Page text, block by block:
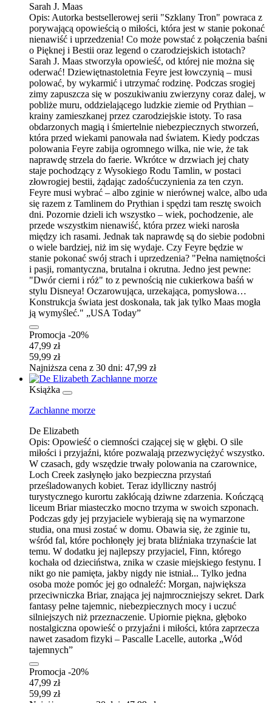
Sarah J. Maas
Opis: Autorka bestsellerowej serii "Szklany Tron" powraca z
porywającą opowieścią o miłości, która jest w stanie pokonać
nienawiść i uprzedzenia! Co może powstać z połączenia baśni
o Pięknej i Bestii oraz legend o czarodziejskich istotach?
Sarah J. Maas stworzyła opowieść, od której nie można się
oderwać! Dziewiętnastoletnia Feyre jest łowczynią – musi
polować, by wykarmić i utrzymać rodzinę. Podczas srogiej
zimy zapuszcza się w poszukiwaniu zwierzyny coraz dalej, w
pobliże muru, oddzielającego ludzkie ziemie od Prythian –
krainy zamieszkanej przez czarodziejskie istoty. To rasa
obdarzonych magią i śmiertelnie niebezpiecznych stworzeń,
która przed wiekami panowała nad światem. Kiedy podczas
polowania Feyre zabija ogromnego wilka, nie wie, że tak
naprawdę strzela do faerie. Wkrótce w drzwiach jej chaty
staje pochodzący z Wysokiego Rodu Tamlin, w postaci
złowrogiej bestii, żądając zadośćuczynienia za ten czyn.
Feyre musi wybrać – albo zginie w nierównej walce, albo uda
się razem z Tamlinem do Prythian i spędzi tam resztę swoich
dni. Pozornie dzieli ich wszystko – wiek, pochodzenie, ale
przede wszystkim nienawiść, która przez wieki narosła
między ich rasami. Jednak tak naprawdę są do siebie podobni
o wiele bardziej, niż im się wydaje. Czy Feyre będzie w
stanie pokonać swój strach i uprzedzenia? "Pełna namiętności
i pasji, romantyczna, brutalna i okrutna. Jedno jest pewne:
"Dwór cierni i róż" to z pewnością nie cukierkowa baśń w
stylu Disneya! Oczarowująca, urzekająca, pomysłowa…
Konstrukcja świata jest doskonała, tak jak tylko Maas mogła
ją wymyśleć." „USA Today”
Promocja -20%
47,99 zł
59,99 zł
Najniższa cena z 30 dni: 47,99 zł
Książka
Zachłanne morze
De Elizabeth
Opis: Opowieść o ciemności czającej się w głębi. O sile
miłości i przyjaźni, które pozwalają przezwyciężyć wszystko.
W czasach, gdy wszędzie trwały polowania na czarownice,
Loch Creek zasłynęło jako bezpieczna przystań
prześladowanych kobiet. Teraz idylliczny nastrój
turystycznego kurortu zakłócają dziwne zdarzenia. Kończącą
liceum Briar miasteczko mocno trzyma w swoich szponach.
Podczas gdy jej przyjaciele wybierają się na wymarzone
studia, ona musi zostać w domu. Obawia się, że ​​zginie tu,
wśród fal, które pochłonęły jej brata bliźniaka trzynaście lat
temu. W dodatku jej najlepszy przyjaciel, Finn, którego
kochała od dzieciństwa, znika w czasie miejskiego festynu. I
nikt go nie pamięta, jakby nigdy nie istniał... Tylko jedna
osoba może pomóc jej go odnaleźć: Morgan, największa
przeciwniczka Briar, znająca jej najmroczniejszy sekret. Dark
fantasy pełne tajemnic, niebezpiecznych mocy i uczuć
silniejszych niż przeznaczenie. Upiornie piękna, głęboko
nostalgiczna opowieść o przyjaźni i miłości, która zaprzecza
nawet zasadom fizyki – Pascalle Lacelle, autorka „Wód
tajemnych”
Promocja -20%
47,99 zł
59,99 zł